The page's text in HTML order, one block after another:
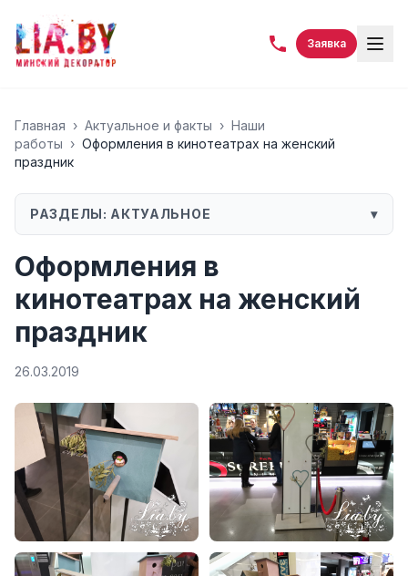
Заявка
Главная › Актуальное и факты › Наши
работы › Оформления в кинотеатрах на женский
праздник
РАЗДЕЛЫ: АКТУАЛЬНОЕ ▾
Оформления в
кинотеатрах на женский
праздник
26.03.2019